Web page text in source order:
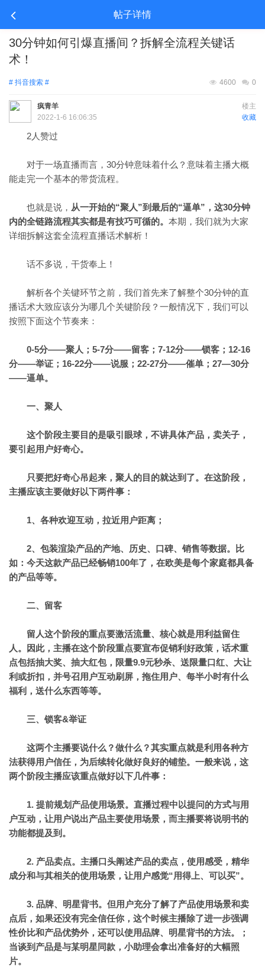
帖子详情
30分钟如何引爆直播间？拆解全流程关键话
术！
# 抖音搜索 # 0
4600
楼主
疯青羊
收藏
2022-1-6 16:06:35
2人赞过
对于一场直播而言，30分钟意味着什么？意味着主播大概
能走完一个基本的带货流程。
也就是说， 从一开始的“聚人”到最后的“逼单”，这30分钟
内的全链路流程其实都是有技巧可循的。 本期，我们就为大家
详细拆解这套全流程直播话术解析！
话不多说，干货奉上！
解析各个关键环节之前，我们首先来了解整个30分钟的直
播话术大致应该分为哪几个关键阶段？一般情况下，我们可以
按照下面这个节奏来：
0-5分——聚人；5-7分——留客； 7-12分——锁客；12-16
分——举证； 16-22分——说服；22-27分——催单； 27—30分
——逼单。
一、聚人
这个阶段主要目的是吸引眼球，不讲具体产品，卖关子，
要引起用户好奇心。
只要把好奇心吊起来，聚人的目的就达到了。在这阶段，
主播应该主要做好以下两件事：
1、各种欢迎互动，拉近用户距离；
2、包装渲染产品的产地、历史、口碑、销售等数据。
比
如：今天这款产品已经畅销100年了，在欧美是每个家庭都具备
的产品等等。
二、留客
留人这个阶段的重点要激活流量、核心就是用利益留住
人。
因此，主播在这个阶段重点要宣布促销利好政策，话术重
点包括抽大奖、抽大红包，限量9.9元秒杀、送限量口红、大让
利或折扣，并号召用户互动刷屏，拖住用户、每半小时有什么
福利，送什么东西等等。
三、锁客&举证
这两个主播要说什么？做什么？其实重点就是利用各种方
法获得用户信任，为后续转化做好良好的铺垫。一般来说，这
两个阶段主播应该重点做好以下几件事：
1. 提前规划产品使用场景。 直播过程中以提问的方式与用
户互动，让用户说出产品主要使用场景，而主播要将说明书的
功能都提及到。
2. 产品卖点。 主播口头阐述产品的卖点，使用感受，精华
成分和与其相关的使用场景，让用户感觉“用得上、可以买”。
3. 品牌、明星背书。 但用户充分了解了产品使用场景和卖
点后，如果还没有完全信任你，这个时候主播除了进一步强调
性价比和产品优势外，还可以使用品牌、明星背书的方法。；
当谈到产品是与某明星同款，小助理会拿出准备好的大幅照
片。